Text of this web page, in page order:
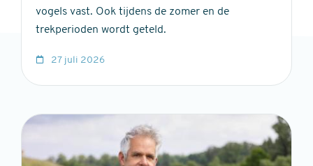
vogels vast. Ook tijdens de zomer en de
trekperioden wordt geteld.
27 juli 2026